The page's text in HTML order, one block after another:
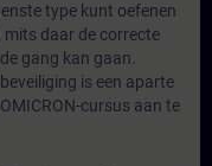
type kunt oefenen
mits daar de correcte
gang kan gaan.
is een aparte
cursus aan te